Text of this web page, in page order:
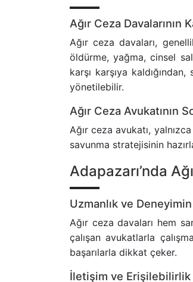
Ağır Ceza Davalarının
Ağır ceza davaları,
öldürme, yağma, cinsel
karşı karşıya
yönetilebilir.
Ağır Ceza Avukatının
Ağır ceza avukatı,
savunma stratejisinin
Adapazarı’nda
Uzmanlık ve
Ağır ceza davaları hem
çalışan avukatlarla
başarılarla dikkat çeker.
İletişim ve Erişilebilirlik